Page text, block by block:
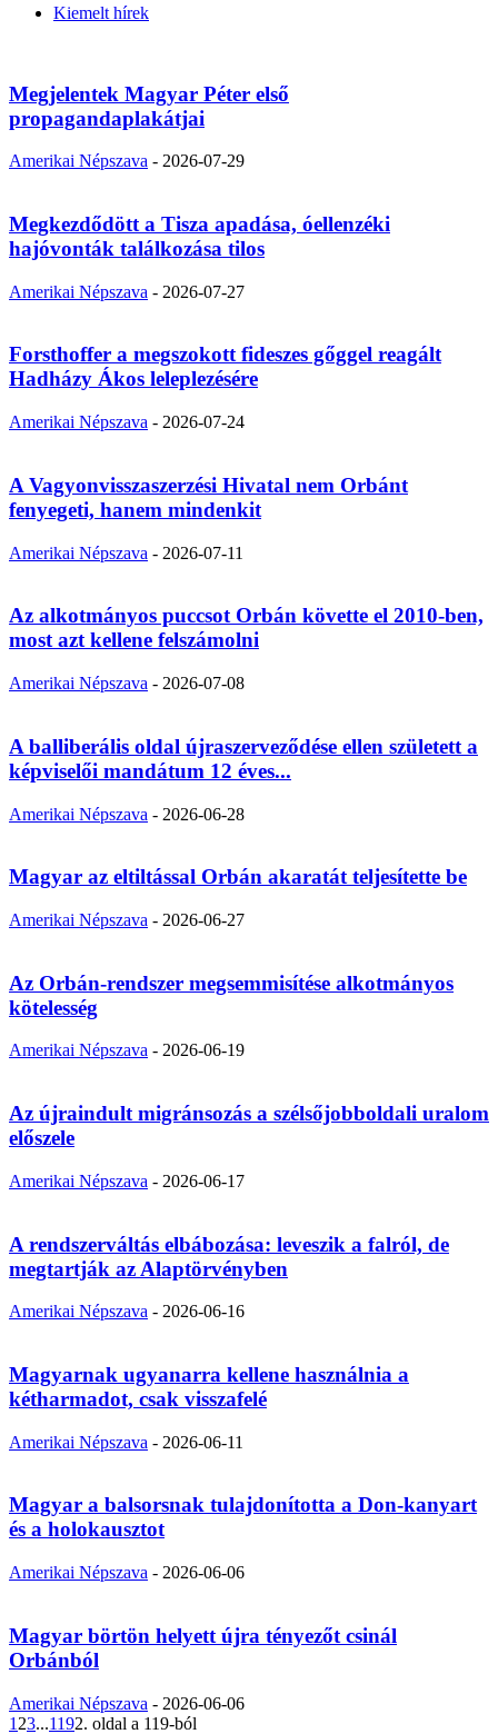
Kiemelt hírek
Megjelentek Magyar Péter első
propagandaplakátjai
Amerikai Népszava - 2026-07-29
Megkezdődött a Tisza apadása, óellenzéki
hajóvonták találkozása tilos
Amerikai Népszava - 2026-07-27
Forsthoffer a megszokott fideszes gőggel reagált
Hadházy Ákos leleplezésére
Amerikai Népszava - 2026-07-24
A Vagyonvisszaszerzési Hivatal nem Orbánt
fenyegeti, hanem mindenkit
Amerikai Népszava - 2026-07-11
Az alkotmányos puccsot Orbán követte el 2010-ben,
most azt kellene felszámolni
Amerikai Népszava - 2026-07-08
A balliberális oldal újraszerveződése ellen született a
képviselői mandátum 12 éves...
Amerikai Népszava - 2026-06-28
Magyar az eltiltással Orbán akaratát teljesítette be
Amerikai Népszava - 2026-06-27
Az Orbán-rendszer megsemmisítése alkotmányos
kötelesség
Amerikai Népszava - 2026-06-19
Az újraindult migránsozás a szélsőjobboldali uralom
előszele
Amerikai Népszava - 2026-06-17
A rendszerváltás elbábozása: leveszik a falról, de
megtartják az Alaptörvényben
Amerikai Népszava - 2026-06-16
Magyarnak ugyanarra kellene használnia a
kétharmadot, csak visszafelé
Amerikai Népszava - 2026-06-11
Magyar a balsorsnak tulajdonította a Don-kanyart
és a holokausztot
Amerikai Népszava - 2026-06-06
Magyar börtön helyett újra tényezőt csinál
Orbánból
Amerikai Népszava - 2026-06-06
1 23...1192. oldal a 119-ból